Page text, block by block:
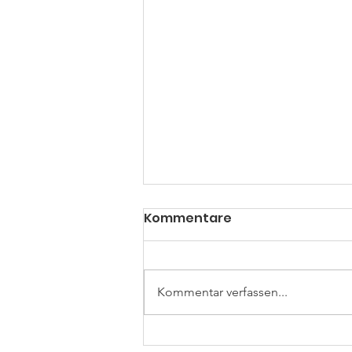
Erfolgreiche Relegation:
Kommentare
Kommentar verfassen...